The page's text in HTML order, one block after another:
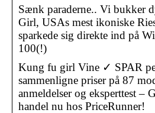
Sænk paraderne.. Vi bukker
Girl, USAs mest ikoniske
sparkede sig direkte ind på
100(!)
Kung fu girl Vine ✓ SPAR
sammenligne priser på 87
anmeldelser og eksperttest –
handel nu hos PriceRunner!